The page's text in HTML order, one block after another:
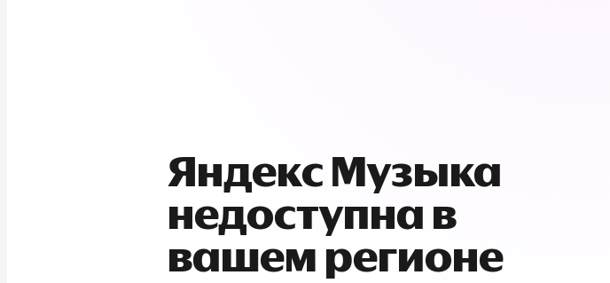
Яндекс Музыка
недоступна в
вашем регионе